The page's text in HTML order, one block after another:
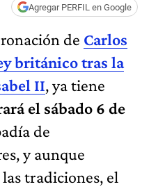
Agregar PERFIL en Google
de Carlos
británico tras la
II, ya tiene
el sábado 6 de
de
y aunque
tradiciones, el